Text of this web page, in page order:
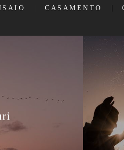
CASAMENTO